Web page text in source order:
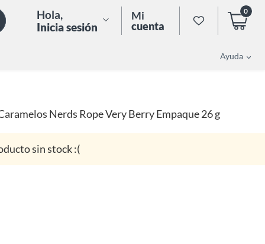
Hola,
Inicia sesión
Mi
cuenta
0
Ayuda
Nerds Rope Very Berry Empaque 26 g
sin stock :(